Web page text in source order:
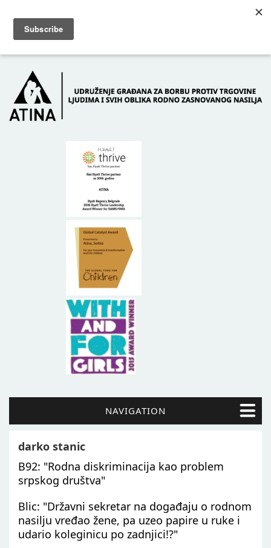
POČETNA O NAMA
NAVIGATION
darko stanic
B92: "Rodna diskriminacija kao problem
srpskog društva"
Blic: "Državni sekretar na događaju o rodnom
nasilju vređao žene, pa uzeo papire u ruke i
udario koleginicu po zadnjici!?"